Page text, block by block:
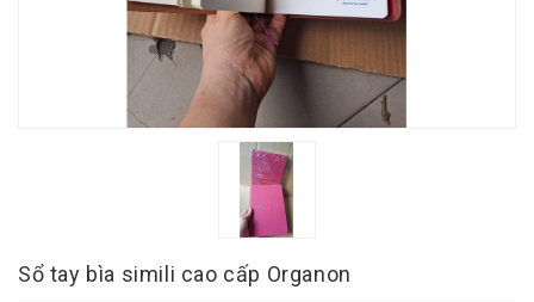
Sổ tay bìa simili cao cấp Organon